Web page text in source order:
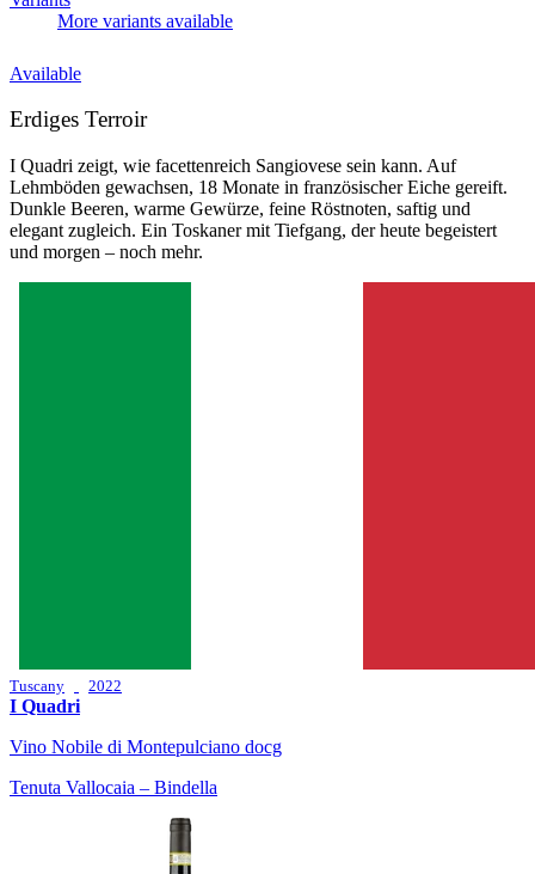
More variants available
Available
Erdiges Terroir
I Quadri zeigt, wie facettenreich Sangiovese sein kann. Auf
Lehmböden gewachsen, 18 Monate in französischer Eiche gereift.
Dunkle Beeren, warme Gewürze, feine Röstnoten, saftig und
elegant zugleich. Ein Toskaner mit Tiefgang, der heute begeistert
und morgen – noch mehr.
Tuscany 2022
I Quadri
Vino Nobile di Montepulciano docg
Tenuta Vallocaia – Bindella